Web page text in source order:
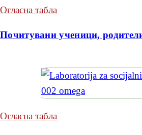
Огласна табла
Почитувани ученици,
Огласна табла